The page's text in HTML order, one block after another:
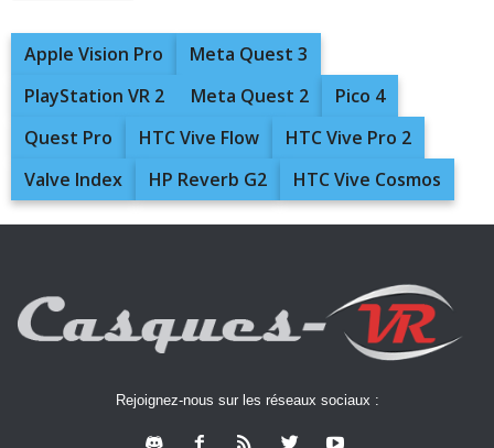
Apple Vision Pro
Meta Quest 3
PlayStation VR 2
Meta Quest 2
Pico 4
Quest Pro
HTC Vive Flow
HTC Vive Pro 2
Valve Index
HP Reverb G2 HTC Vive Cosmos
Rejoignez-nous sur les réseaux sociaux :